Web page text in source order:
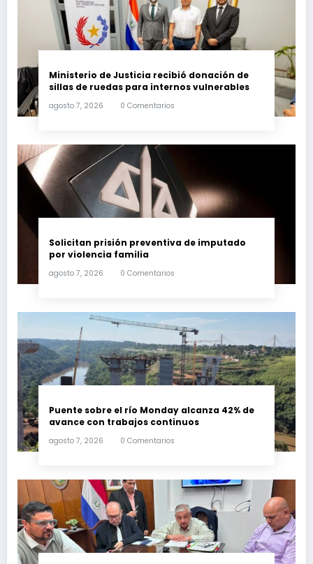
Ministerio de Justicia recibió donación de
sillas de ruedas para internos vulnerables
agosto 7, 2026 0 Comentarios
Solicitan prisión preventiva de imputado
por violencia familia
agosto 7, 2026 0 Comentarios
Puente sobre el río Monday alcanza 42% de
avance con trabajos continuos
agosto 7, 2026 0 Comentarios